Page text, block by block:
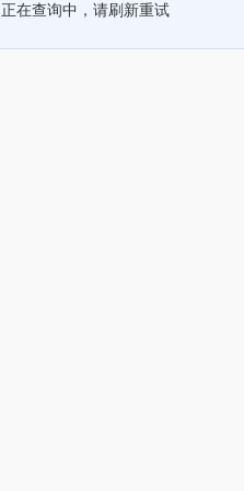
正在查询中，请刷新重试